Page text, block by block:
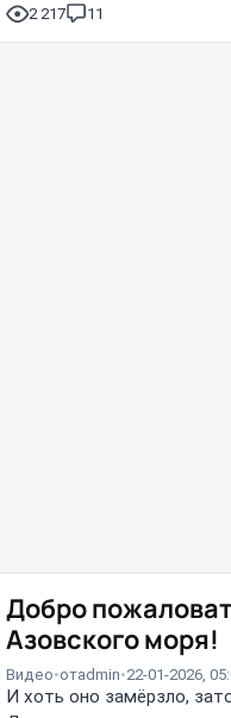
2 217 11
Добро
Азовского моря!
Видео отadmin 22-01-2026,
И хоть оно замёрзло,